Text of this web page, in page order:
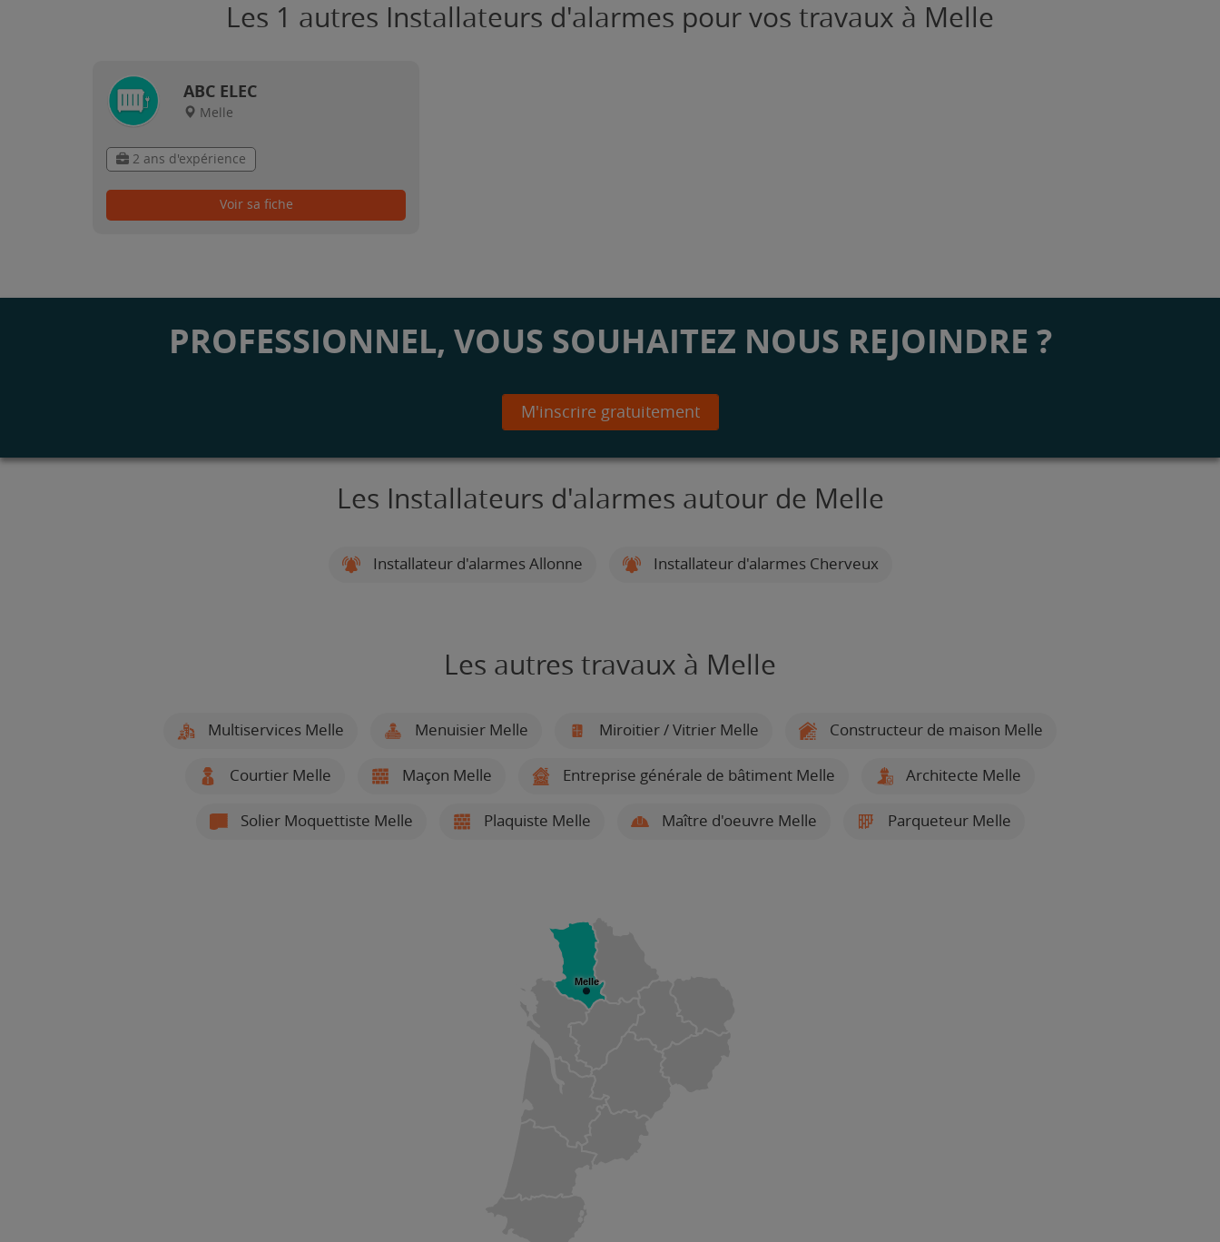
Les 1 autres Installateurs d'alarmes pour vos travaux à Melle
ABC ELEC
Melle
2 ans d'expérience
Voir sa fiche
PROFESSIONNEL, VOUS SOUHAITEZ NOUS REJOINDRE ?
M'inscrire gratuitement
Les Installateurs d'alarmes autour de Melle
Installateur d'alarmes Allonne Installateur d'alarmes Cherveux
Les autres travaux à Melle
Multiservices Melle Menuisier Melle Miroitier / Vitrier Melle Constructeur de maison Melle
Courtier Melle Maçon Melle Entreprise générale de bâtiment Melle Architecte Melle
Solier Moquettiste Melle Plaquiste Melle Maître d'oeuvre Melle Parqueteur Melle
Melle